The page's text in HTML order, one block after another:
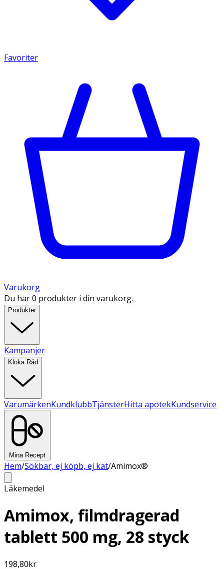
Favoriter
Varukorg
Du har 0 produkter i din varukorg.
Produkter
Kampanjer
Kloka Råd
VarumärkenKundklubbTjänsterHitta apotekKundservice
Mina Recept
Hem/Sökbar, ej köpb, ej kat/Amimox®
Läkemedel
Amimox, filmdragerad
tablett 500 mg, 28 styck
198,80kr